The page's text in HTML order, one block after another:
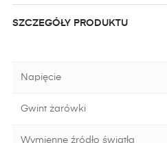
SZCZEGÓŁY PRODUKTU
Napięcie
Gwint żarówki
Wymienne źródło światła